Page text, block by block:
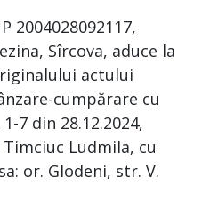
2004028092117,
Sîrcova, aduce la
actului
cumpărare cu
7 din 28.12.2024,
Ludmila, cu
or. Glodeni, str. V.